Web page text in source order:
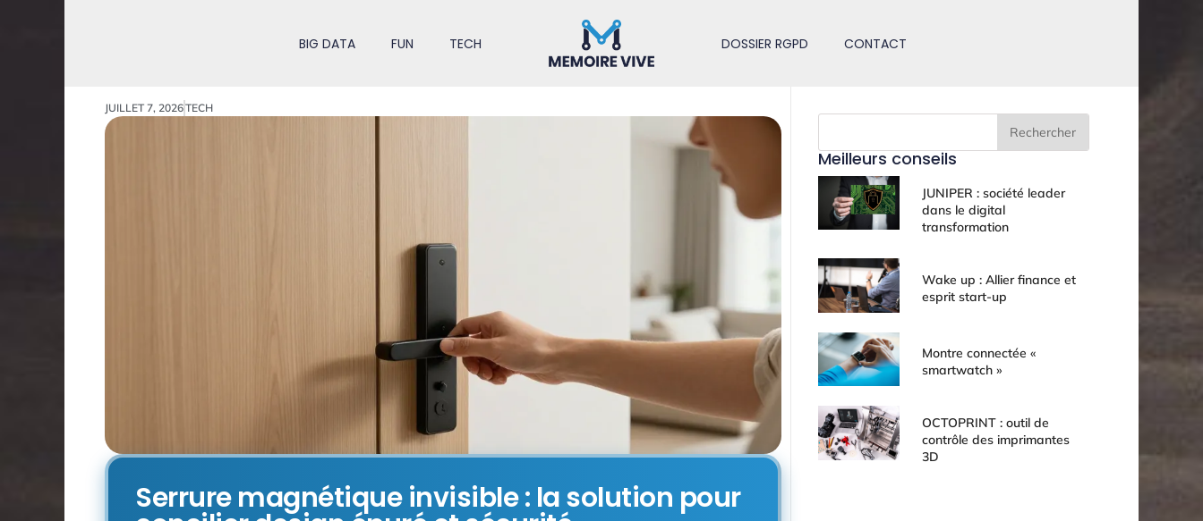
BIG DATA FUN TECH DOSSIER RGPD CONTACT
JUILLET 7, 2026TECH
Serrure magnétique invisible : la solution pour
Rechercher
Meilleurs conseils
JUNIPER : société leader
dans le digital
transformation
Wake up : Allier finance et
esprit start-up
Montre connectée «
smartwatch »
OCTOPRINT : outil de
contrôle des imprimantes
3D